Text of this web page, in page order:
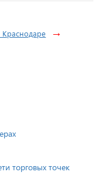
→
торговых точек